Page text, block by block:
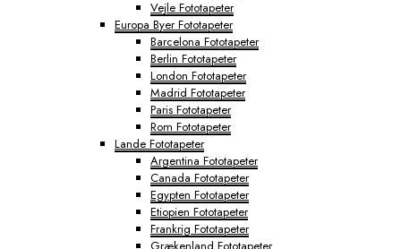
Vejle Fototapeter
Europa Byer Fototapeter
Barcelona Fototapeter
Berlin Fototapeter
London Fototapeter
Madrid Fototapeter
Paris Fototapeter
Rom Fototapeter
Lande Fototapeter
Argentina Fototapeter
Canada Fototapeter
Egypten Fototapeter
Etiopien Fototapeter
Frankrig Fototapeter